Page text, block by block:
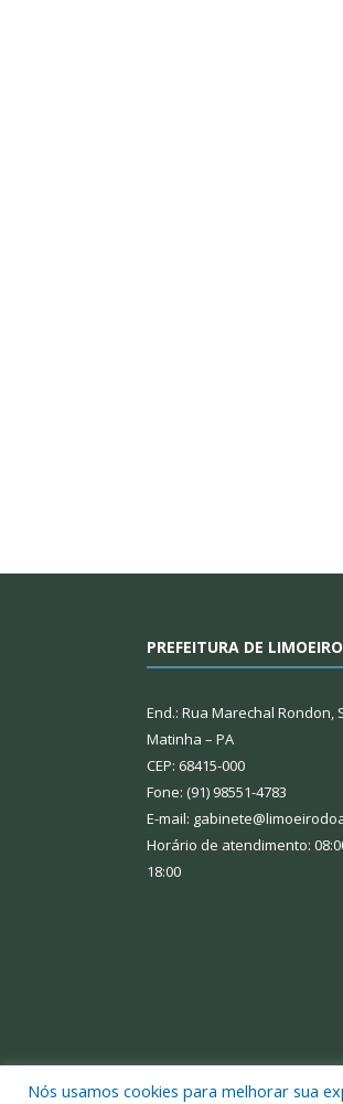
PREFEITURA DE
End.: Rua Marechal Rondon,
Matinha – PA
CEP: 68415-000
Fone: (91) 98551-4783
E-mail:
Horário de atendimento:
18:00
Nós usamos cookies para melhorar sua